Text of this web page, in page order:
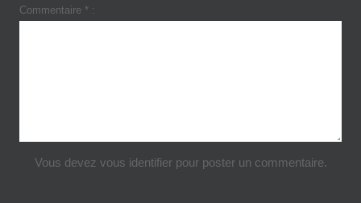
Commentaire * :
Vous devez vous identifier pour poster un commentaire.